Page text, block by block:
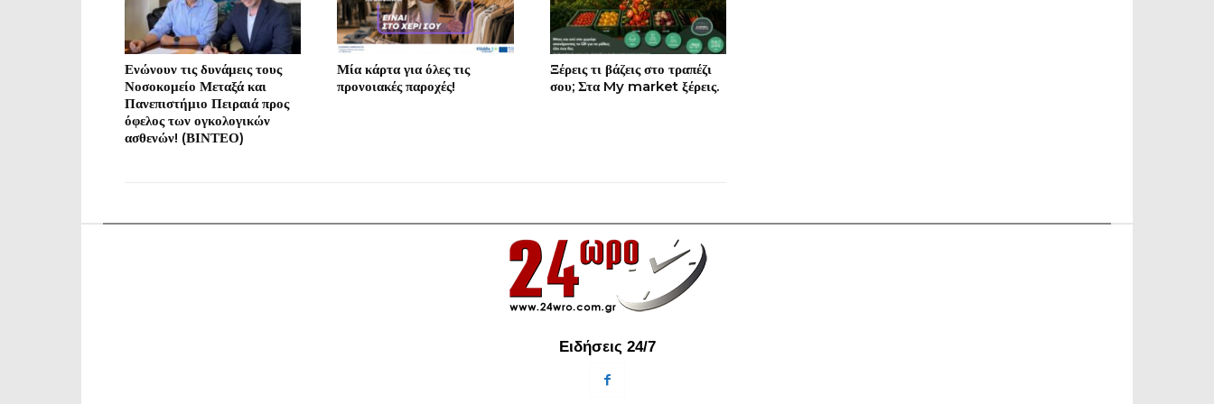
Ενώνουν τις δυνάμεις τους
Νοσοκομείο Μεταξά και
Πανεπιστήμιο Πειραιά προς
όφελος των ογκολογικών
ασθενών! (ΒΙΝΤΕΟ)
Μία κάρτα για όλες τις
προνοιακές παροχές!
Ξέρεις τι βάζεις στο τραπέζι
σου; Στα My market ξέρεις.
Ειδήσεις 24/7